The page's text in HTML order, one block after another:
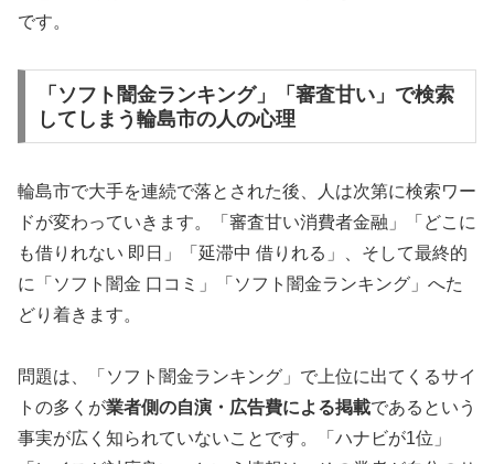
です。
「ソフト闇金ランキング」「審査甘い」で検索
してしまう輪島市の人の心理
輪島市で大手を連続で落とされた後、人は次第に検索ワー
ドが変わっていきます。「審査甘い消費者金融」「どこに
も借りれない 即日」「延滞中 借りれる」、そして最終的
に「ソフト闇金 口コミ」「ソフト闇金ランキング」へた
どり着きます。
問題は、「ソフト闇金ランキング」で上位に出てくるサイ
トの多くが業者側の自演・広告費による掲載であるという
事実が広く知られていないことです。「ハナビが1位」